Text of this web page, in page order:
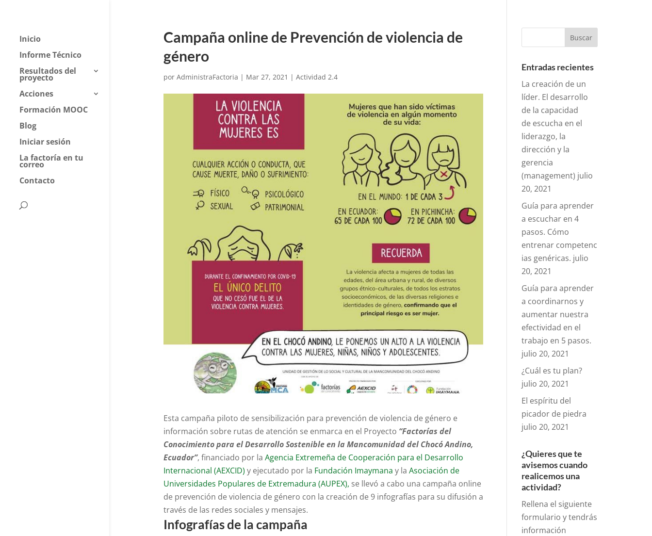
Inicio
Informe Técnico
Resultados del
proyecto
Acciones
Formación MOOC
Blog
Iniciar sesión
La factoría en tu
correo
Contacto
Campaña online de Prevención de violencia de
género
por AdministraFactoria | Mar 27, 2021 | Actividad 2.4
Esta campaña piloto de sensibilización para prevención de violencia de género e
información sobre rutas de atención se enmarca en el Proyecto “Factorías del
Conocimiento para el Desarrollo Sostenible en la Mancomunidad del Chocó Andino,
Ecuador”, financiado por la Agencia Extremeña de Cooperación para el Desarrollo
Internacional (AEXCID) y ejecutado por la Fundación Imaymana y la Asociación de
Universidades Populares de Extremadura (AUPEX), se llevó a cabo una campaña online
de prevención de violencia de género con la creación de 9 infografías para su difusión a
través de las redes sociales y mensajes.
Infografías de la campaña
Entradas recientes
La creación de un
líder. El desarrollo
de la capacidad
de escucha en el
liderazgo, la
dirección y la
gerencia
(management) julio
20, 2021
Guía para aprender
a escuchar en 4
pasos. Cómo
entrenar competenc
ias genéricas. julio
20, 2021
Guía para aprender
a coordinarnos y
aumentar nuestra
efectividad en el
trabajo en 5 pasos.
julio 20, 2021
¿Cuál es tu plan?
julio 20, 2021
El espíritu del
picador de piedra
julio 20, 2021
¿Quieres que te
avisemos cuando
realicemos una
actividad?
Rellena el siguiente
formulario y tendrás
información